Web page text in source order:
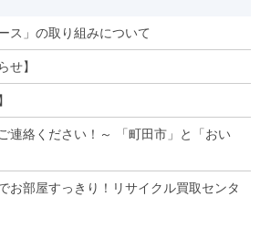
ス」の取り組みについて
せ】
連絡ください！～ 「町田市」と「おい
お部屋すっきり！リサイクル買取センタ